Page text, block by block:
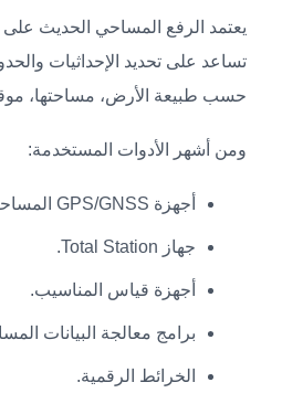
يعتمد الرفع المساحي الحديث على
تساعد على تحديد الإحداثيات
حسب طبيعة الأرض، مساحتها،
ومن أشهر الأدوات المستخدمة:
أجهزة GPS/GNSS المساحية.
جهاز Total Station.
أجهزة قياس المناسيب.
برامج معالجة البيانات
الخرائط الرقمية.